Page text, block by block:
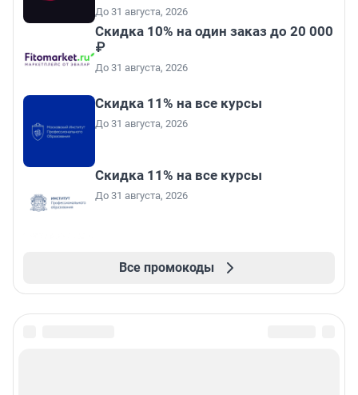
До 31 августа, 2026
Скидка 10% на один заказ до 20 000
₽
До 31 августа, 2026
Скидка 11% на все курсы
До 31 августа, 2026
Скидка 11% на все курсы
До 31 августа, 2026
Все промокоды